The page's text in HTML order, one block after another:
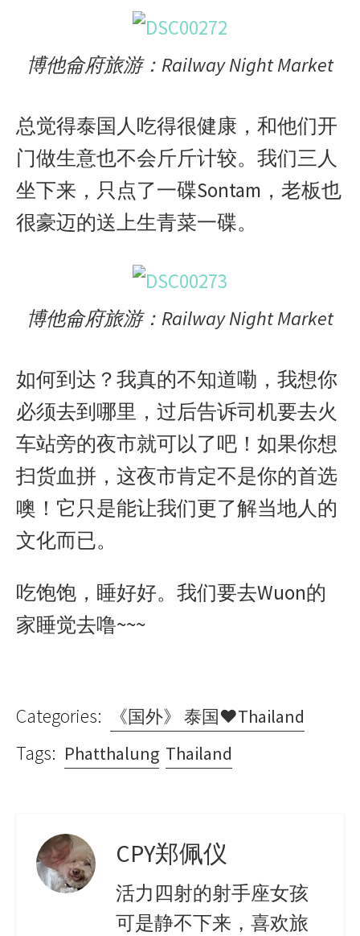
博他侖府旅游：Railway Night Market
总觉得泰国人吃得很健康，和他们开
门做生意也不会斤斤计较。我们三人
坐下来，只点了一碟Sontam，老板也
很豪迈的送上生青菜一碟。
博他侖府旅游：Railway Night Market
如何到达？我真的不知道嘞，我想你
必须去到哪里，过后告诉司机要去火
车站旁的夜市就可以了吧！如果你想
扫货血拼，这夜市肯定不是你的首选
噢！它只是能让我们更了解当地人的
文化而已。
吃饱饱，睡好好。我们要去Wuon的
家睡觉去噜~~~
Categories: 《国外》 泰国♥Thailand
Tags: Phatthalung Thailand
CPY郑佩仪
活力四射的射手座女孩
可是静不下来，喜欢旅